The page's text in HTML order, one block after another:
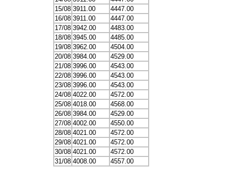
15/08 3911.00
4447.00
16/08 3911.00
4447.00
17/08 3942.00
4483.00
18/08 3945.00
4485.00
19/08 3962.00
4504.00
20/08 3984.00
4529.00
21/08 3996.00
4543.00
22/08 3996.00
4543.00
23/08 3996.00
4543.00
24/08 4022.00
4572.00
25/08 4018.00
4568.00
26/08 3984.00
4529.00
27/08 4002.00
4550.00
28/08 4021.00
4572.00
29/08 4021.00
4572.00
30/08 4021.00
4572.00
31/08 4008.00 4557.00